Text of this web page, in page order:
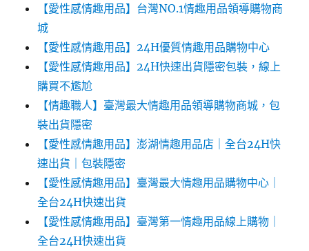
【愛性感情趣用品】台灣NO.1情趣用品領導購物商
城
【愛性感情趣用品】24H優質情趣用品購物中心
【愛性感情趣用品】24H快速出貨隱密包裝，線上
購買不尷尬‎‎
【情趣職人】臺灣最大情趣用品領導購物商城，包
裝出貨隱密
【愛性感情趣用品】澎湖情趣用品店｜全台24H快
速出貨｜包裝隱密
【愛性感情趣用品】臺灣最大情趣用品購物中心｜
全台24H快速出貨
【愛性感情趣用品】臺灣第一情趣用品線上購物｜
全台24H快速出貨